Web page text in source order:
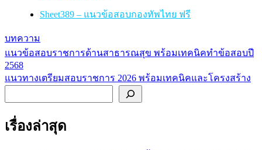
Sheet389 – แนวข้อสอบกองทัพไทย ฟรี
บทความ
แนะแนว
เรื่อง
แนวข้อสอบราชการด้านสาธารณสุข พร้อมเทคนิคทำข้อสอบปี
2568
แนวทางเตรียมสอบราชการ 2026 พร้อมเทคนิคและโครงสร้าง
เรื่องล่าสุด